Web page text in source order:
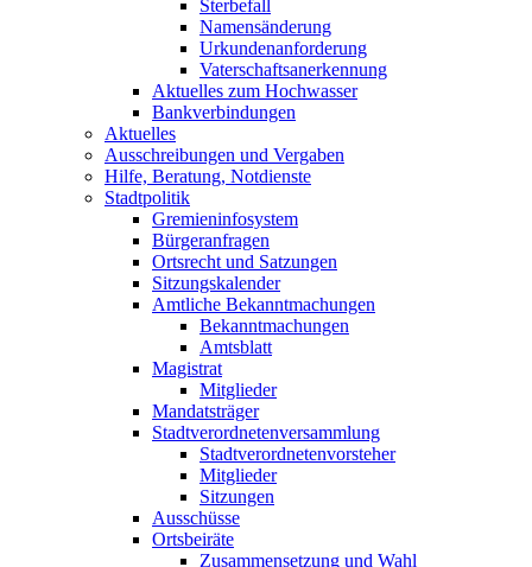
Sterbefall
Namensänderung
Urkundenanforderung
Vaterschaftsanerkennung
Aktuelles zum Hochwasser
Bankverbindungen
Aktuelles
Ausschreibungen und Vergaben
Hilfe, Beratung, Notdienste
Stadtpolitik
Gremieninfosystem
Bürgeranfragen
Ortsrecht und Satzungen
Sitzungskalender
Amtliche Bekanntmachungen
Bekanntmachungen
Amtsblatt
Magistrat
Mitglieder
Mandatsträger
Stadtverordnetenversammlung
Stadtverordnetenvorsteher
Mitglieder
Sitzungen
Ausschüsse
Ortsbeiräte
Zusammensetzung und Wahl